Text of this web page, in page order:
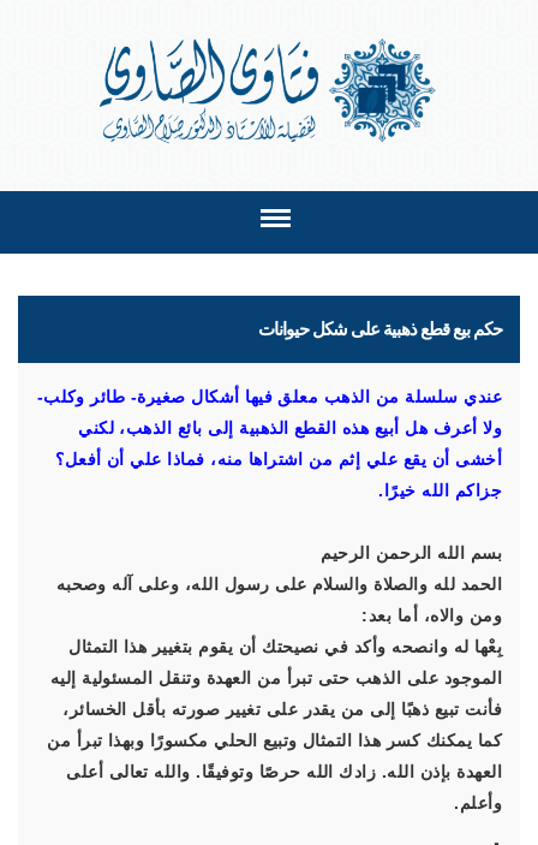
حكم بيع قطع ذهبية على شكل حيوانات
عندي سلسلة من الذهب معلق فيها أشكال صغيرة- طائر وكلب-
ولا أعرف هل أبيع هذه القطع الذهبية إلى بائع الذهب، لكني
أخشى أن يقع علي إثم من اشتراها منه، فماذا علي أن أفعل؟
جزاكم الله خيرًا.
بسم الله الرحمن الرحيم
الحمد لله والصلاة والسلام على رسول الله، وعلى آله وصحبه
ومن والاه، أما بعد:
بِعْها له وانصحه وأكد في نصيحتك أن يقوم بتغيير هذا التمثال
الموجود على الذهب حتى تبرأ من العهدة وتنقل المسئولية إليه
فأنت تبيع ذهبًا إلى من يقدر على تغيير صورته بأقل الخسائر،
كما يمكنك كسر هذا التمثال وتبيع الحلي مكسورًا وبهذا تبرأ من
العهدة بإذن الله. زادك الله حرصًا وتوفيقًا. والله تعالى أعلى
وأعلم.